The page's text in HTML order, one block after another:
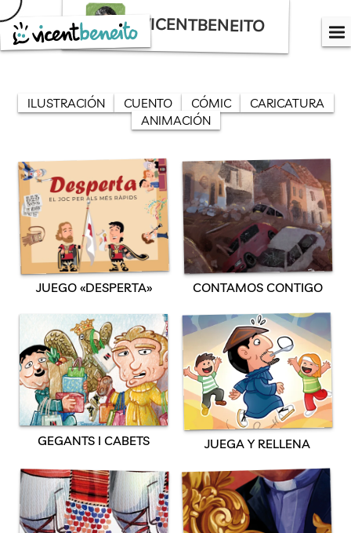
Saltar
al
contenido
VICENTBENEITO
ILUSTRACIÓN CUENTO CÓMIC
CARICATURA
ANIMACIÓN
JUEGO «DESPERTA» CONTAMOS CONTIGO
GEGANTS I CABETS JUEGA Y RELLENA